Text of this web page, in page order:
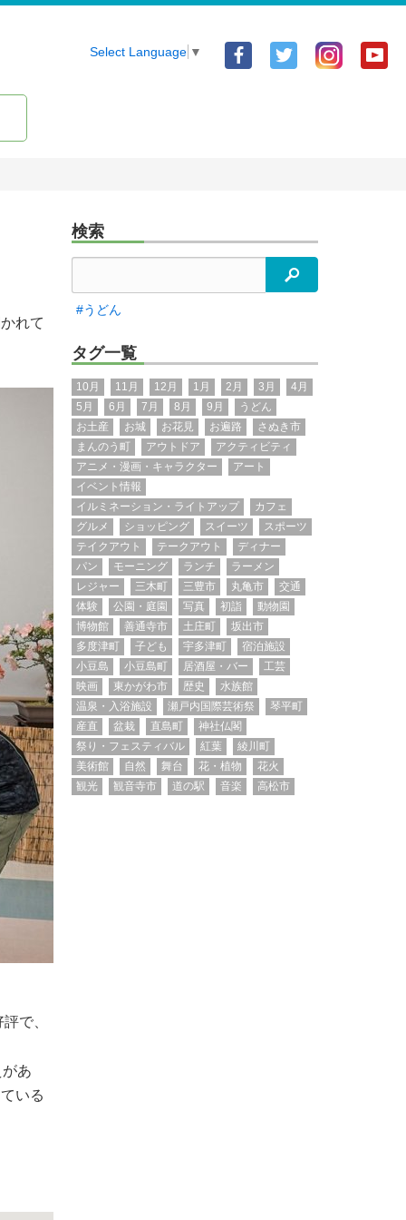
Facebook
Twitter
Select Language ▼
れて
で、
あ
いる
検索
検索
#うどん
タグ一覧
10月 11月 12月 1月 2月 3月
4月
5月
6月 7月 8月 9月
うどん
お土産
お城 お花見 お遍路
さぬき市
まんのう町
アウトドア
アクティビティ
アニメ・漫画・キャラクター
アート
イベント情報
イルミネーション・ライトアップ
カフェ
グルメ
ショッピング スイーツ
スポーツ
テイクアウト
テークアウト
ディナー
パン
モーニング ランチ
ラーメン
レジャー
三木町 三豊市 丸亀市
交通
体験
公園・庭園 写真 初詣
動物園
博物館
善通寺市 土庄町
坂出市
多度津町
子ども 宇多津町
宿泊施設
小豆島
小豆島町 居酒屋・バー
工芸
映画
東かがわ市 歴史
水族館
温泉・入浴施設
瀬戸内国際芸術祭
琴平町
産直
盆栽 直島町
神社仏閣
祭り・フェスティバル
紅葉
綾川町
美術館
自然 舞台 花・植物
花火
観光
観音寺市 道の駅 音楽 高松市